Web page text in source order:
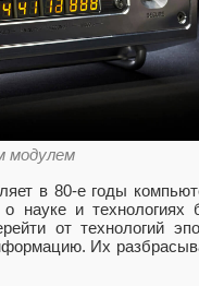
модулем
в 80-е годы
науке и технологиях
от технологий
Их